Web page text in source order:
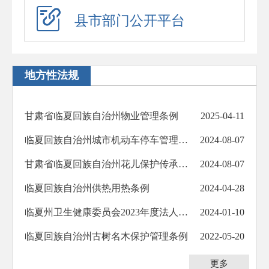
应急演练
法治政府建设年度报告
县市部门公开平台
地方性法规
甘肃省临夏回族自治州物业管理条例 2025-04-11
临夏回族自治州城市机动车停车管理条例 2024-08-07
甘肃省临夏回族自治州花儿保护传承条例 2024-08-07
临夏回族自治州供热用热条例 2024-04-28
临夏州卫生健康委员会2023年度法人行政许可信息公示 2024-01-10
临夏回族自治州古树名木保护管理条例 2022-05-20
更多